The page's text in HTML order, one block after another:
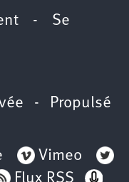
- Se
- Propulsé
Vimeo
Flux RSS